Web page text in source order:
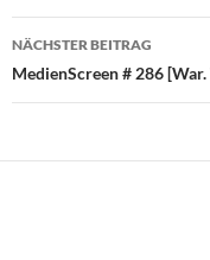
NÄCHSTER BEITRAG
MedienScreen # 286